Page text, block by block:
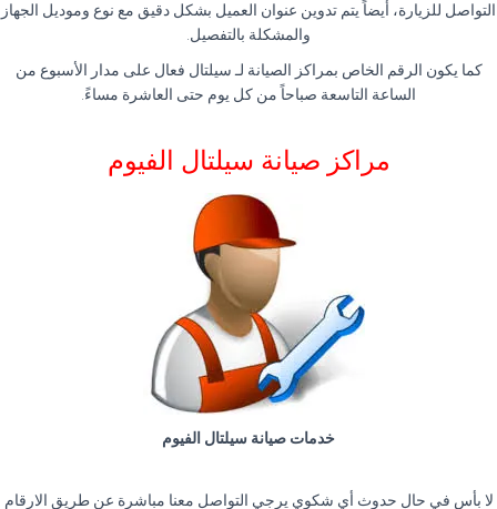
التواصل للزيارة، أيضاً يتم تدوين عنوان العميل بشكل دقيق مع نوع وموديل الجهاز
والمشكلة بالتفصيل.
كما يكون الرقم الخاص بمراكز الصيانة لـ سيلتال فعال على مدار الأسبوع من
الساعة التاسعة صباحاً من كل يوم حتى العاشرة مساءً.
مراكز صيانة سيلتال الفيوم
خدمات صيانة سيلتال الفيوم
لا بأس في حال حدوث أي شكوي يرجي التواصل معنا مباشرة عن طريق الارقام